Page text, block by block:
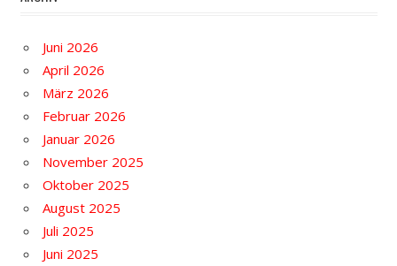
Juni 2026
April 2026
März 2026
Februar 2026
Januar 2026
November 2025
Oktober 2025
August 2025
Juli 2025
Juni 2025